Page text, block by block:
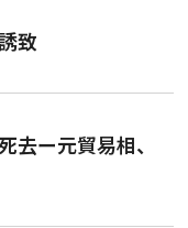
致
去ー元貿易相、